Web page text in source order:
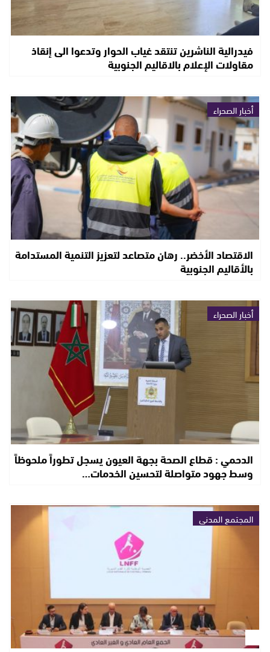
فيدرالية الناشرين تنتقد غياب الحوار وتدعوا الى إنقاذ
مقاولات الإعلام بالاقاليم الجنوبية
أخبار الصحراء
الاقتصاد الأخضر.. رهان متصاعد لتعزيز التنمية المستدامة
بالأقاليم الجنوبية
أخبار الصحراء
الدحمي : قطاع الصحة بجهة العيون يسجل تطوراً ملحوظاً
وسط جهود متواصلة لتحسين الخدمات…
المجتمع المدني